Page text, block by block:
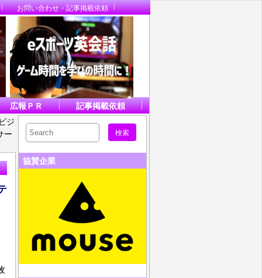
お問い合わせ・記事掲載依頼
広報ＰＲ
記事掲載依頼
ジ
ー
協賛企業